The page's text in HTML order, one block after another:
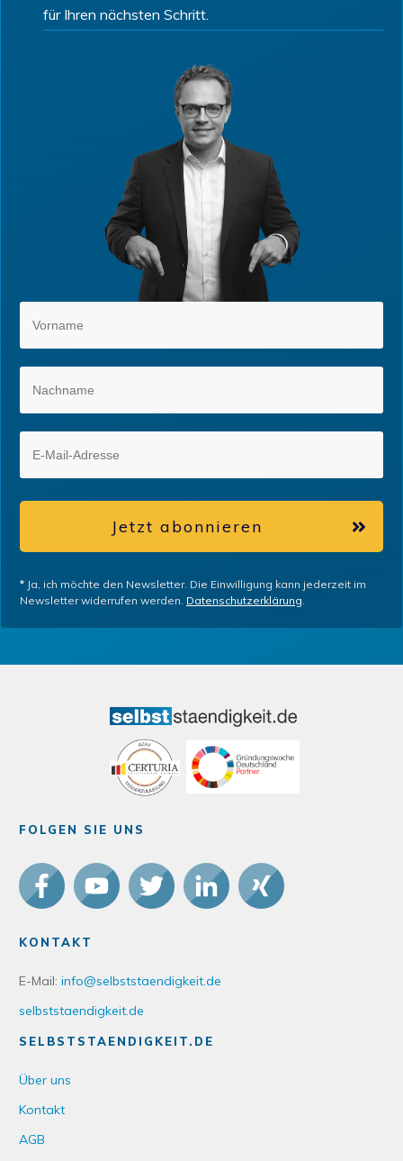
für Ihren nächsten Schritt.
Jetzt abonnieren
* Ja, ich möchte den Newsletter. Die Einwilligung kann jederzeit im
Newsletter widerrufen werden. Datenschutzerklärung.
FOLGEN SIE UNS
KONTAKT
E-Mail: info@selbststaendigkeit.de
selbststaendigkeit.de
SELBSTSTAENDIGKEIT.DE
Über uns
Kontakt
AGB